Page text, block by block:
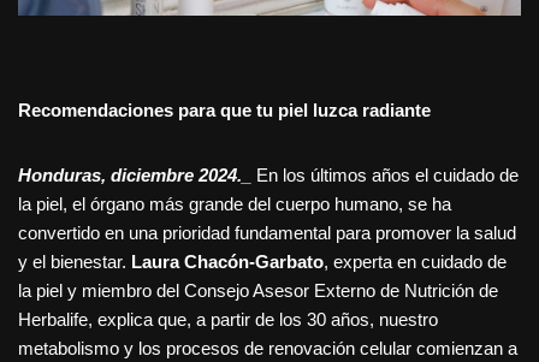
Recomendaciones para que tu piel luzca radiante
Honduras, diciembre 2024._
En los últimos años el cuidado de
la piel, el órgano más grande del cuerpo humano, se ha
convertido en una prioridad fundamental para promover la salud
y el bienestar. Laura Chacón-Garbato, experta en cuidado de
la piel y miembro del Consejo Asesor Externo de Nutrición de
Herbalife, explica que, a partir de los 30 años, nuestro
metabolismo y los procesos de renovación celular comienzan a